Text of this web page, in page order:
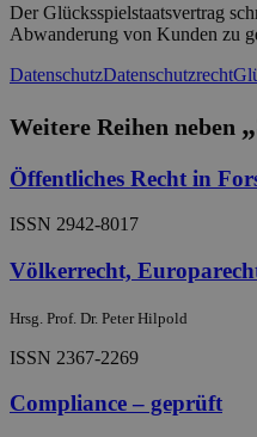
Der Glücksspielstaatsvertrag
Abwanderung von Kunden zu
DatenschutzDatenschutzrecht
Weitere Reihen neben
Öffentliches Recht in
ISSN 2942-8017
Völkerrecht,
Hrsg. Prof. Dr. Peter Hilpold
ISSN 2367-2269
Compliance – geprüft